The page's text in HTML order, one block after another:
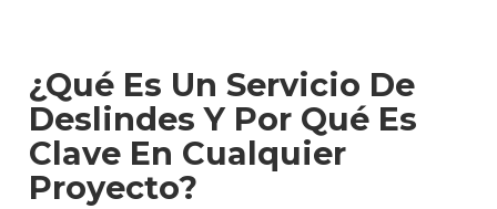
¿Qué Es Un Servicio De
Deslindes Y Por Qué Es
Clave En Cualquier
Proyecto?